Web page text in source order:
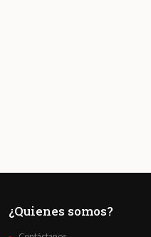
¿Quienes somos?